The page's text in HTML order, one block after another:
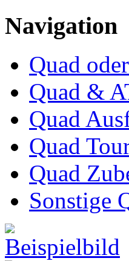
Navigation
Quad
Quad &
Quad
Quad
Quad
Sonstige